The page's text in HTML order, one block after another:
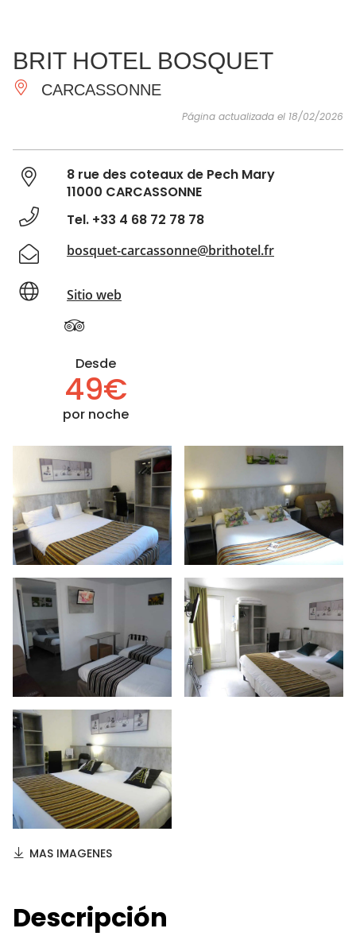
IMPRESCINDIBLES
HACER
INSPIRACIONES
BRIT HOTEL BOSQUET
CARCASSONNE
Página actualizada el 18/02/2026
8 rue des coteaux de Pech Mary
11000 CARCASSONNE
Tel. +33 4 68 72 78 78
bosquet-carcassonne@brithotel.fr
Sitio web
Desde
49€
por noche
MAS IMAGENES
Descripción